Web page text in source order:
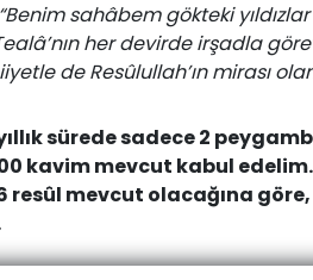
sahâbem gökteki
her devirde irşadla
de Resûlullah’ın mirası
sürede sadece 2
kavim mevcut kabul
mevcut olacağına